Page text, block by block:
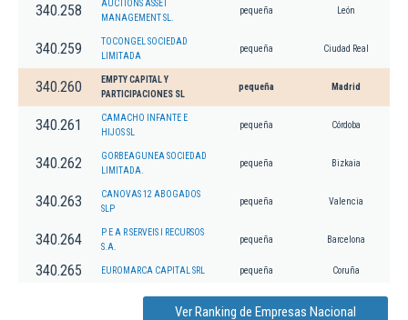
340.258
AUCTIONS ASSET
MANAGEMENT SL.
pequeña León
340.259
TOCONGEL SOCIEDAD
LIMITADA
pequeña Ciudad Real
340.260
EMPTY CAPITAL Y
PARTICIPACIONES SL
pequeña Madrid
340.261
CAMACHO INFANTE E
HIJOS SL
pequeña Córdoba
340.262
GORBEAGUNEA SOCIEDAD
LIMITADA.
pequeña Bizkaia
340.263
CANOVAS 12 ABOGADOS
SLP
pequeña Valencia
340.264
P E A R SERVEIS I RECURSOS
S.A.
pequeña Barcelona
340.265 EUROMARCA CAPITAL SRL pequeña Coruña
Ver Ranking de Empresas Nacional